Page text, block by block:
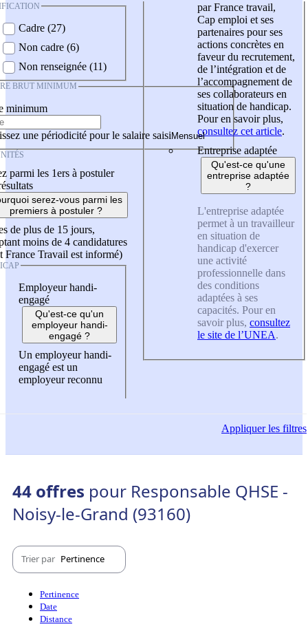
Cadre (27)
Non cadre (6)
Non renseignée (11)
BRUT MINIMUM
minimum
une périodicité pour le salaire saisi
parmi les 1ers à postuler
serez-vous parmi les
premiers à postuler ?
de plus de 15 jours,
moins de 4 candidatures
France Travail est informé)
Employeur handi-
engagé
Qu'est-ce qu'un
employeur handi-
engagé ?
Un employeur handi-
engagé est un
employeur reconnu
par France travail,
Cap emploi et ses
partenaires pour ses
actions concrètes en
faveur du recrutement,
de l’intégration et de
l’accompagnement de
ses collaborateurs en
situation de handicap.
Pour en savoir plus,
consultez cet article.
Entreprise adaptée
Qu'est-ce qu'une
entreprise adaptée
?
L'entreprise adaptée
permet à un travailleur
en situation de
handicap d'exercer
une activité
professionnelle dans
des conditions
adaptées à ses
capacités. Pour en
savoir plus, consultez
le site de l’UNEA.
Appliquerles filtres
44 offres pour Responsable QHSE -
Noisy-le-Grand (93160)
Trier par Pertinence
Pertinence
Date
Distance